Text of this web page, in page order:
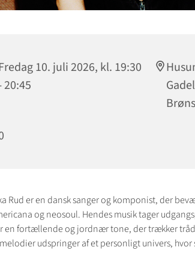
10. juli 2026, kl. 19:30
20:45
Rud er en dansk sanger og komponist, der
og neosoul. Hendes musik tager
en fortællende og jordnær tone, der trækker
udspringer af et personligt univers,